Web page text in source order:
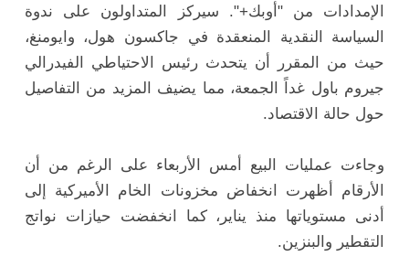
الإمدادات من "أوبك+". سيركز المتداولون على ندوة
السياسة النقدية المنعقدة في جاكسون هول، وايومنغ،
حيث من المقرر أن يتحدث رئيس الاحتياطي الفيدرالي
جيروم باول غداً الجمعة، مما يضيف المزيد من التفاصيل
حول حالة الاقتصاد.
وجاءت عمليات البيع أمس الأربعاء على الرغم من أن
الأرقام أظهرت انخفاض مخزونات الخام الأميركية إلى
أدنى مستوياتها منذ يناير، كما انخفضت حيازات نواتج
التقطير والبنزين.